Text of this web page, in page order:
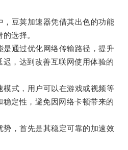
豆荚加速器凭借其出色的功能
选择。
通过优化网络传输路径，提升
，达到改善互联网使用体验的
式，用户可以在游戏或视频等
定性，避免因网络卡顿带来的
，首先是其稳定可靠的加速效